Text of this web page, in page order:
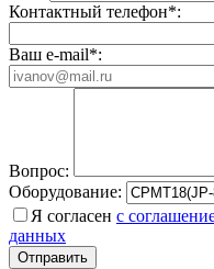
Контактный телефон*:
Ваш e-mail*:
Вопрос:
Оборудование:
Я согласен с
данных